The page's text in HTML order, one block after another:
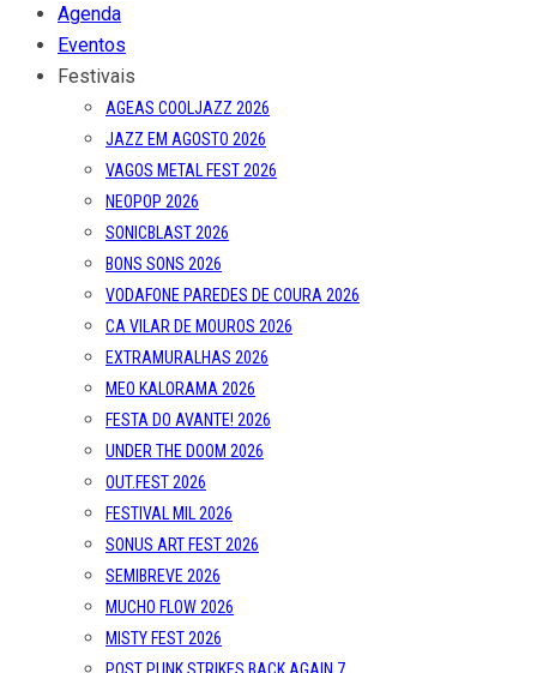
Agenda
Eventos
Festivais
AGEAS COOLJAZZ 2026
JAZZ EM AGOSTO 2026
VAGOS METAL FEST 2026
NEOPOP 2026
SONICBLAST 2026
BONS SONS 2026
VODAFONE PAREDES DE COURA 2026
CA VILAR DE MOUROS 2026
EXTRAMURALHAS 2026
MEO KALORAMA 2026
FESTA DO AVANTE! 2026
UNDER THE DOOM 2026
OUT.FEST 2026
FESTIVAL MIL 2026
SONUS ART FEST 2026
SEMIBREVE 2026
MUCHO FLOW 2026
MISTY FEST 2026
POST PUNK STRIKES BACK AGAIN 7